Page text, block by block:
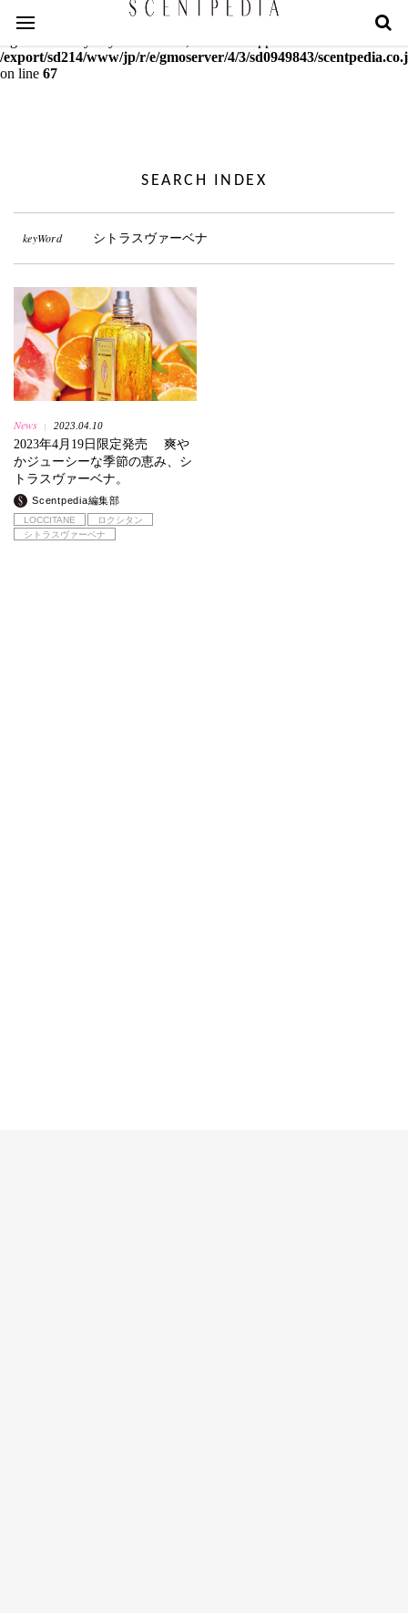
Warning
: mcrypt_decrypt(): Key of size 18 not supported by this
/export/sd214/www/jp/r/e/gmoserver/4/3/sd0949843/
on line 67
SEARCH INDEX
keyWord シトラスヴァーベナ
News 2023.04.10
2023年4月19日限定発売 爽や
かジューシーな季節の恵み、シ
トラスヴァーベナ。
Scentpedia編集部
LOCCITANE
ロクシタン
シトラスヴァーベナ